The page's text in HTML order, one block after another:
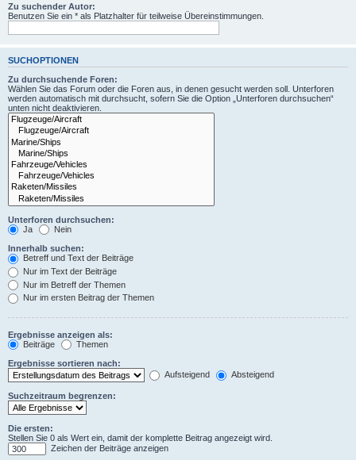
Zu suchender Autor:
Benutzen Sie ein * als Platzhalter für teilweise Übereinstimmungen.
SUCHOPTIONEN
Zu durchsuchende Foren:
Wählen Sie das Forum oder die Foren aus, in denen gesucht werden soll. Unterforen
werden automatisch mit durchsucht, sofern Sie die Option „Unterforen durchsuchen“
unten nicht deaktivieren.
Unterforen durchsuchen:
Ja
Nein
Innerhalb suchen:
Betreff und Text der Beiträge
Nur im Text der Beiträge
Nur im Betreff der Themen
Nur im ersten Beitrag der Themen
Ergebnisse anzeigen als:
Beiträge
Themen
Ergebnisse sortieren nach:
Aufsteigend
Absteigend
Suchzeitraum begrenzen:
Die ersten:
Stellen Sie 0 als Wert ein, damit der komplette Beitrag angezeigt wird.
Zeichen der Beiträge anzeigen